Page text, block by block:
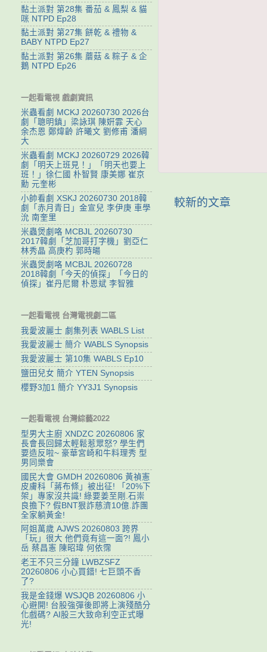
較新的文章
黏土派對 第28集 番茄 & 鳳梨 & 貓
咪 NTPD Ep28
黏土派對 第27集 餅乾 & 禮物 &
BABY NTPD Ep27
黏土派對 第26集 蘑菇 & 粽子 & 企
鵝 NTPD Ep26
一起看電視 戲劇資訊
米蟲看劇 MCKJ 20260730 2026台
劇「聰明鎮」梁詠琪 陳姸霏 天心
余杰恩 鄭煒齡 許曦文 劉修甫 潘綱
大
米蟲看劇 MCKJ 20260729 2026韓
劇「明天上班見！」「明天也要上
班！」徐仁國 朴智賢 康美娜 崔京
勳 元奎彬
小帥看劇 XSKJ 20260730 2018韓
劇「赤月青日」金宣兒 李伊庚 車學
沇 南奎里
米蟲煲劇咯 MCBJL 20260730
2017韓劇「芝加哥打字機」劉亞仁
林秀晶 高庚杓 郭時暘
米蟲煲劇咯 MCBJL 20260728
2018韓劇「今天的偵探」「今日的
偵探」崔丹尼爾 朴恩斌 李智雅
一起看電視 台灣電視劇二區
我愛波麗士 劇集列表 WABLS List
我愛波麗士 簡介 WABLS Synopsis
我愛波麗士 第10集 WABLS Ep10
鹽田兒女 簡介 YTEN Synopsis
櫻野3加1 簡介 YY3J1 Synopsis
一起看電視 台灣綜藝2022
型男大主廚 XNDZC 20260806 家
長會長回歸太輕鬆惹眾怒? 學生們
要造反啦~ 豪華宮崎和牛料理秀 型
男同樂會
國民大會 GMDH 20260806 黃禎憲
皮膚科「蔣布條」被出征! 「20%下
架」專家沒共識! 綠要姜至剛.石崇
良擔下? 假BNT狠詐慈濟10億.詐團
全家躺黃金!
阿姐萬歲 AJWS 20260803 跨界
「玩」很大 他們竟有這一面?! 鳳小
岳 蔡昌憲 陳昭瑋 何依霈
老王不只三分鐘 LWBZSFZ
20260806 小心買錯! 七巨頭不香
了?
我是金錢爆 WSJQB 20260806 小
心避開! 台股強彈後即將上演殘酷分
化戲碼? AI股三大致命利空正式曝
光!